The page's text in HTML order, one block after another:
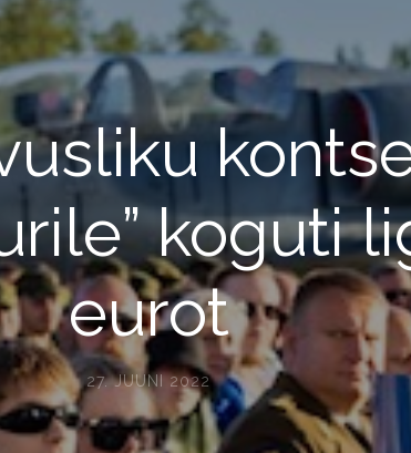
koguti
eurot
27. JUUNI 2022